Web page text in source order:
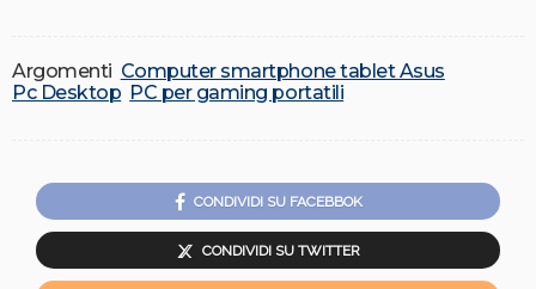
Argomenti Computer smartphone tablet Asus
Pc Desktop PC per gaming portatili
CONDIVIDI SU FACEBBOK
CONDIVIDI SU TWITTER